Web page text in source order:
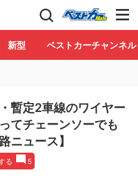
「ベストカー」 Club
新型 ベストカーチャンネル
暫定2車線のワイヤー
てチェーンソーでも
ニュース】
る
5